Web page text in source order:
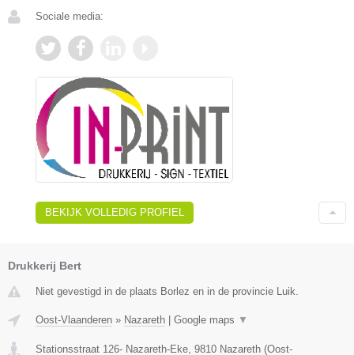
Sociale media:
BEKIJK VOLLEDIG PROFIEL
Drukkerij Bert
Niet gevestigd in de plaats Borlez en in de provincie Luik.
Oost-Vlaanderen » Nazareth | Google maps ▼
Stationsstraat 126- Nazareth-Eke 9810 Nazareth (Oost-